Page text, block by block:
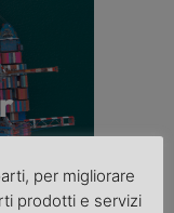
per migliorare
prodotti e servizi